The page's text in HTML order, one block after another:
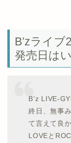
B’zライ
発売日は
B’z LIVE-
終日、無事
て言えて良
LOVEと